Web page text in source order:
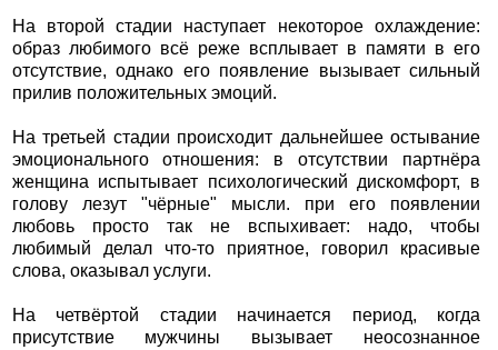
На второй стадии наступает некоторое охлаждение:
образ любимого всё реже всплывает в памяти в его
отсутствие, однако его появление вызывает сильный
прилив положительных эмоций.
На третьей стадии происходит дальнейшее остывание
эмоционального отношения: в отсутствии партнёра
женщина испытывает психологический дискомфорт, в
голову лезут "чёрные" мысли. при его появлении
любовь просто так не вспыхивает: надо, чтобы
любимый делал что-то приятное, говорил красивые
слова, оказывал услуги.
На четвёртой стадии начинается период, когда
присутствие мужчины вызывает неосознанное